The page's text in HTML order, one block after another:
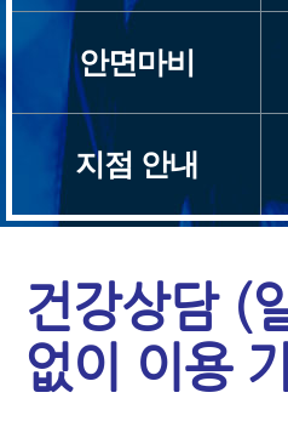
안면마비
지점 안내
건강상담 (
없이 이용